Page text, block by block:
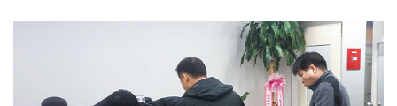
포 U
R
L
복
사
공
유
하
기
게
변
경
하
기
작
게
변
경
하